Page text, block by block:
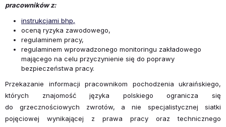
pracowników z:
instrukcjami bhp,
oceną ryzyka zawodowego,
regulaminem pracy,
regulaminem wprowadzonego monitoringu zakładowego
mającego na celu przyczynienie się do poprawy
bezpieczeństwa pracy.
Przekazanie informacji pracownikom pochodzenia ukraińskiego,
których znajomość języka polskiego ogranicza się
do grzecznościowych zwrotów, a nie specjalistycznej siatki
pojęciowej wynikającej z prawa pracy oraz technicznego